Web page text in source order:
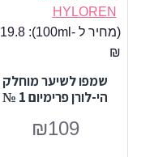
HYLOREN
(מחיר ל -100ml):
19.8
₪
שמפו לשיער מוחלק
הי-לורן פרימיום 1 №
₪109